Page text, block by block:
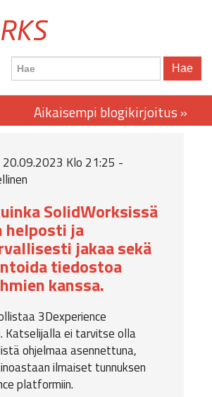
Hae
20.09.2023 Klo 21:25 -
SolidWorksissä
helposti ja
jakaa sekä
tiedostoa
kanssa.
3Dexperience
Katselijalla ei tarvitse olla
ohjelmaa asennettuna,
ilmaiset tunnuksen
platformiin.